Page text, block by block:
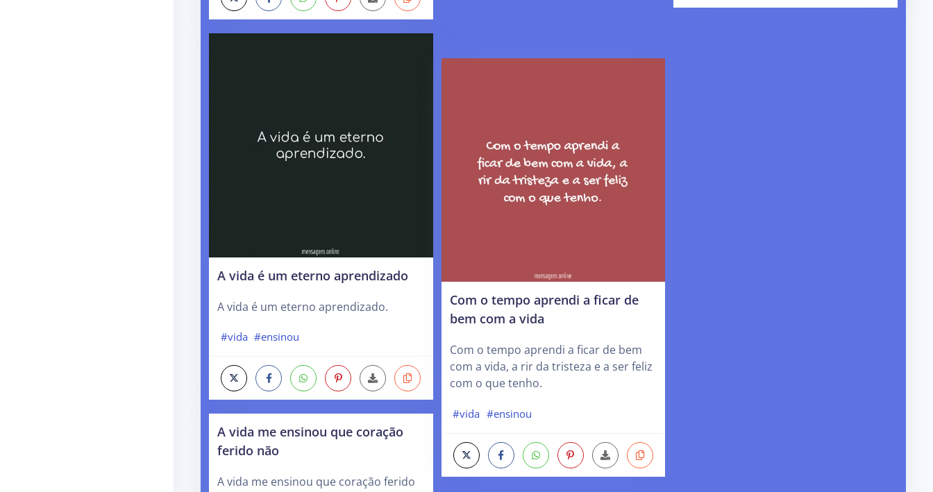
A vida é um eterno aprendizado
A vida é um eterno aprendizado.
#vida #ensinou
A vida me ensinou que coração
ferido não
A vida me ensinou que coração ferido
Com o tempo aprendi a ficar de
bem com a vida
Com o tempo aprendi a ficar de bem
com a vida, a rir da tristeza e a ser feliz
com o que tenho.
#vida #ensinou